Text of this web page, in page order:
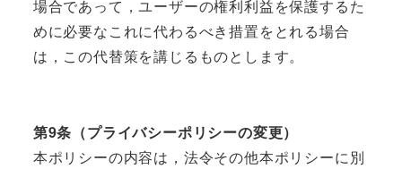
場合であって，ユーザーの権利利益を保護するた
めに必要なこれに代わるべき措置をとれる場合
は，この代替策を講じるものとします。
第9条（プライバシーポリシーの変更）
本ポリシーの内容は，法令その他本ポリシーに別